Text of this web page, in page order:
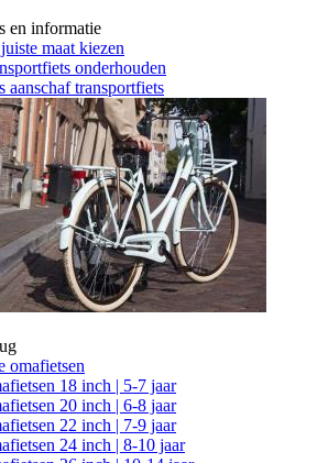
en informatie
maat kiezen
onderhouden
aanschaf transportfiets
omafietsen
18 inch | 5-7 jaar
20 inch | 6-8 jaar
22 inch | 7-9 jaar
24 inch | 8-10 jaar